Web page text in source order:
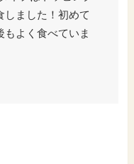
しました！初めて
もよく食べていま